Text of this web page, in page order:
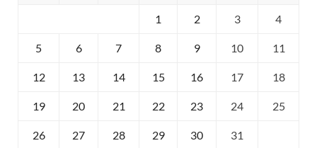
1 2 3 4
5 6 7 8 9 10 11
12 13 14 15 16 17 18
19 20 21 22 23 24 25
26 27 28 29 30 31